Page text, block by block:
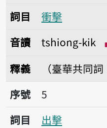
詞目
衝擊
音讀
tshiong-kik
釋義
（臺華共同詞
序號5出擊
序號
5
詞目
出擊